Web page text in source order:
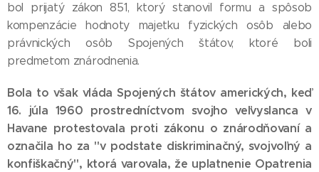
bol prijatý zákon 851, ktorý stanovil formu a spôsob
kompenzácie hodnoty majetku fyzických osôb alebo
právnických osôb Spojených štátov, ktoré boli
predmetom znárodnenia.
Bola to však vláda Spojených štátov amerických, keď
16. júla 1960 prostredníctvom svojho veľvyslanca v
Havane protestovala proti zákonu o znárodňovaní a
označila ho za "v podstate diskriminačný, svojvoľný a
konfiškačný", ktorá varovala, že uplatnenie Opatrenia